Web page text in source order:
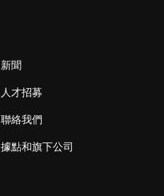
新聞
人才招募
聯絡我們
據點和旗下公司